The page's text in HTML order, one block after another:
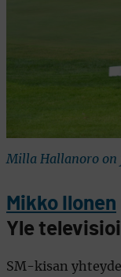
Milla Hallanoro on
Mikko Ilonen
Yle
SM-kisan